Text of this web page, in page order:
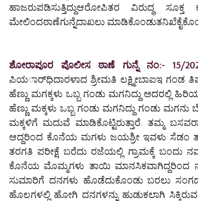
ಹಾಜರುಪಡಿಸುತ್ತಿದ್ದುಆರೋಪಿತರ ವಿರುದ್ಧ
ಮೇಲಿಂದಠಾಣೆಗುನ್ನೆದಾಖಲು
ಶೋರಾಪೂರ ಪೊಲೀಸ ಠಾಣೆ ಗುನ್ನೆ ನಂ:- 15/
ಪಿಯರ್ಾಧಿದಾರಳಾದ ಶ್ರೀಮತಿ ಲಕ್ಷ್ಮೀಬಾಐಇ ಗಂಡ
ಹೆಣ್ಣು ಮಗಕ್ಕಳು ಒಬ್ಬ ಗಂಡು ಮಗನಿದ್ದು ಅದರಲ್ಲಿ
ಹೆಣ್ಣು ಮಕ್ಕಳು ಒಬ್ಬ ಗಂಡು ಮಗನಿದ್ದು ಗಂಡು
ಮಕ್ಕಳಿಗೆ ಮದುವೆ ಮಾಡಿಕೊಟ್ಟಿರುತ್ತಾರೆ. ತಮ್ಮ
ಆದ್ದರಿಂದ ಕೊನೆಯ ಮಗಳು ಜಯಶ್ರೀ ಇವಳು ಸೆಡಂ
ತರಗತಿ ಪರೀಕ್ಷೆ ಬರೆದು ರಜೆಯಲ್ಲಿ ಗ್ರಾಮಕ್ಕೆ
ಕೊನೆಯ ಮೊಮ್ಮಗಳು ತಾಯಿ ಮಾನಸಿಕವಾಗಿದ್ದರಿಂದ
ಸುಮಾರಿಗೆ ದನಗಳು ಹೊಡೆದುಕೊಂಡು ಬರಲು
ಹೊಲಗಳಲ್ಲಿ ಹೋಗಿ ದನಗಳನ್ನು ಹುಡುಕಲಾಗಿ